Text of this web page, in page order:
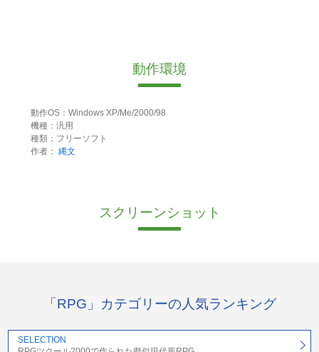
動作環境
動作OS：Windows XP/Me/2000/98
機種：汎用
種類：フリーソフト
作者： 縄文
スクリーンショット
「RPG」カテゴリーの人気ランキング
SELECTION